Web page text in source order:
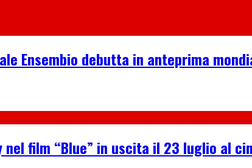
Ensembio debutta in anteprima
nel film “Blue” in uscita il 23 luglio al